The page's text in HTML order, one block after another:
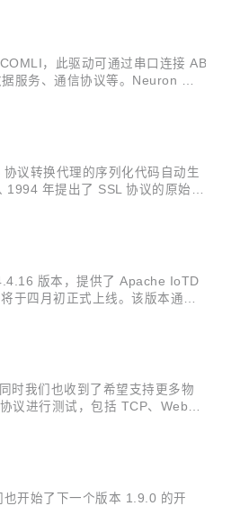
，此驱动可通过串口连接 AB
服务、通信协议等。Neuron 目
议转换代理的序列化代码自动生
年提出了 SSL 协议的原始规
版本，提供了 Apache IoTD
四月初正式上线。该版本通过
时我们也收到了希望支持更多物
议进行测试，包括 TCP、WebSo
开始了下一个版本 1.9.0 的开